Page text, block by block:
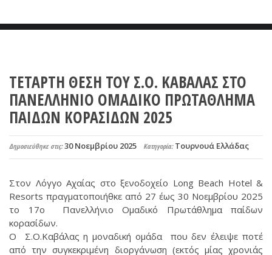
ΤΕΤΑΡΤΗ ΘΕΣΗ ΤΟΥ Σ.Ο. ΚΑΒΑΛΑΣ ΣΤΟ
ΠΑΝΕΛΛΗΝΙΟ ΟΜΑΔΙΚΟ ΠΡΩΤΑΘΛΗΜΑ
ΠΑΙΔΩΝ ΚΟΡΑΣΙΔΩΝ 2025
Δημοσιεύθηκε στις:30 Νοεμβρίου 2025 Κατηγορία: Τουρνουά Ελλάδας
Στον Λόγγο Αχαίας στο ξενοδοχείο Long Beach Hotel &
Resorts πραγματοποιήθκε από 27 έως 30 Νοεμβρίου 2025
το 17ο Πανελλήνιο Ομαδικό Πρωτάθλημα παίδων
κορασίδων.
Ο Σ.Ο.Καβάλας η μοναδική ομάδα που δεν έλειψε ποτέ
από την συγκεκριμένη διοργάνωση (εκτός μίας χρονιάς